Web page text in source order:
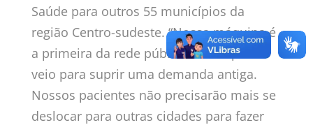
Saúde para outros 55 municípios da
região Centro-sudeste. “Nossa máquina é
a primeira da rede pública municipal e
veio para suprir uma demanda antiga.
Nossos pacientes não precisarão mais se
deslocar para outras cidades para fazer